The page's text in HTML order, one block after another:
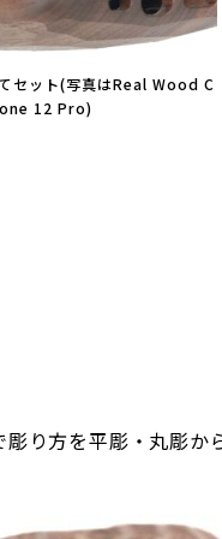
セット(写真はReal Wood C
12 Pro)
り方を平彫・丸彫か